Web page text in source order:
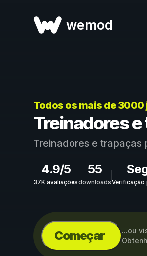
wemod
Todos os mais de
Treinadores
Treinadores e trapaças
4.9/5
37K avaliações
55
downloadsVerificação
Começar ...ou